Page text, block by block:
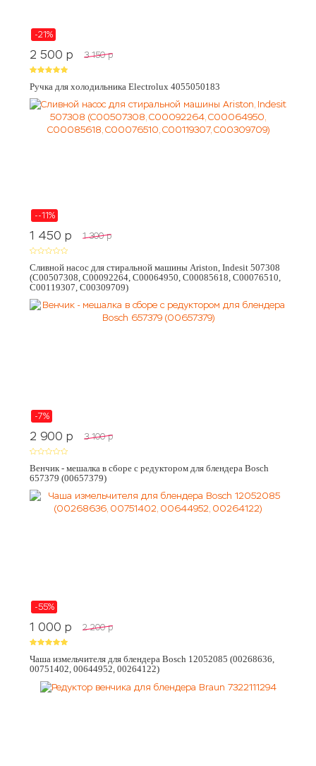
-21%
2 500 p 3 150 p
Ручка для холодильника Electrolux 4055050183
--11%
1 450 p 1 300 p
Сливной насос для стиральной машины Ariston, Indesit 507308
(C00507308, C00092264, C00064950, C00085618, C00076510,
C00119307, C00309709)
-7%
2 900 p 3 100 p
Венчик - мешалка в сборе с редуктором для блендера Bosch
657379 (00657379)
-55%
1 000 p 2 200 p
Чаша измельчителя для блендера Bosch 12052085 (00268636,
00751402, 00644952, 00264122)